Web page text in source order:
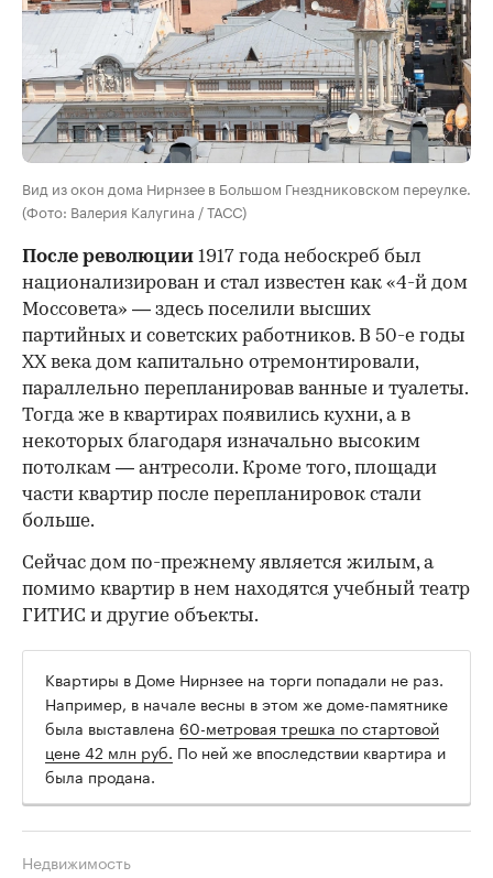
Вид из окон дома Нирнзее в Большом Гнездниковском переулке.
(Фото: Валерия Калугина / ТАСС)
После революции 1917 года небоскреб был
национализирован и стал известен как «4-й дом
Моссовета» — здесь поселили высших
партийных и советских работников. В 50-е годы
ХХ века дом капитально отремонтировали,
параллельно перепланировав ванные и туалеты.
Тогда же в квартирах появились кухни, а в
некоторых благодаря изначально высоким
потолкам — антресоли. Кроме того, площади
части квартир после перепланировок стали
больше.
Сейчас дом по-прежнему является жилым, а
помимо квартир в нем находятся учебный театр
ГИТИС и другие объекты.
Квартиры в Доме Нирнзее на торги попадали не раз.
Например, в начале весны в этом же доме-памятнике
была выставлена 60-метровая трешка по стартовой
цене 42 млн руб. По ней же впоследствии квартира и
была продана.
Недвижимость